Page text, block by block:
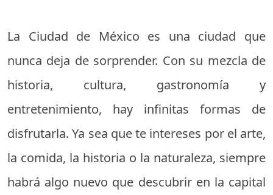
La Ciudad de México es una ciudad que
nunca deja de sorprender. Con su mezcla de
historia, cultura, gastronomía y
entretenimiento, hay infinitas formas de
disfrutarla. Ya sea que te intereses por el arte,
la comida, la historia o la naturaleza, siempre
habrá algo nuevo que descubrir en la capital